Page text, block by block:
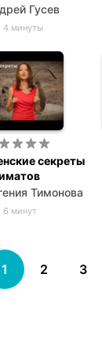
Гусев
4 минуты
секреты
Тимонова
6 минут
1 2 3